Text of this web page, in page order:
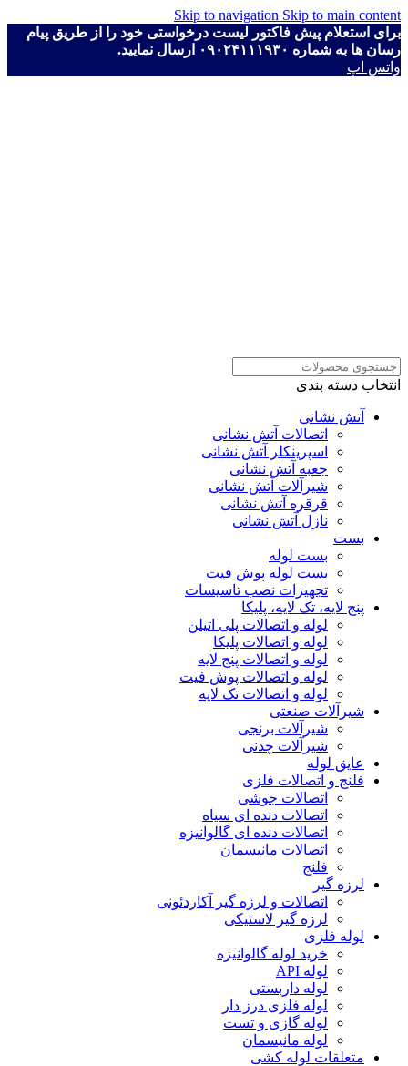
Skip to navigation Skip to main content
برای استعلام پیش فاکتور لیست درخواستی خود را از طریق پیام
رسان ها به شماره ۰۹۰۲۴۱۱۱۹۳۰ ارسال نمایید.
واتس اپ
انتخاب دسته بندی
آتش نشانی
اتصالات آتش نشانی
اسپرینکلر آتش نشانی
جعبه آتش نشانی
شیرآلات آتش نشانی
قرقره آتش نشانی
نازل آتش نشانی
بست
بست لوله
بست لوله پوش فیت
تجهیزات نصب تاسیسات
پنج لایه، تک لایه، پلیکا
لوله و اتصالات پلی اتیلن
لوله و اتصالات پلیکا
لوله و اتصالات پنج لایه
لوله و اتصالات پوش فیت
لوله و اتصالات تک لایه
شیرآلات صنعتی
شیرآلات برنجی
شیرآلات چدنی
عایق لوله
فلنج و اتصالات فلزی
اتصالات جوشی
اتصالات دنده ای سیاه
اتصالات دنده ای گالوانیزه
اتصالات مانیسمان
فلنج
لرزه گیر
اتصالات و لرزه گیر آکاردئونی
لرزه گیر لاستیکی
لوله فلزی
خرید لوله گالوانیزه
لوله API
لوله داربستی
لوله فلزی درز دار
لوله گازی و تست
لوله مانیسمان
متعلقات لوله کشی